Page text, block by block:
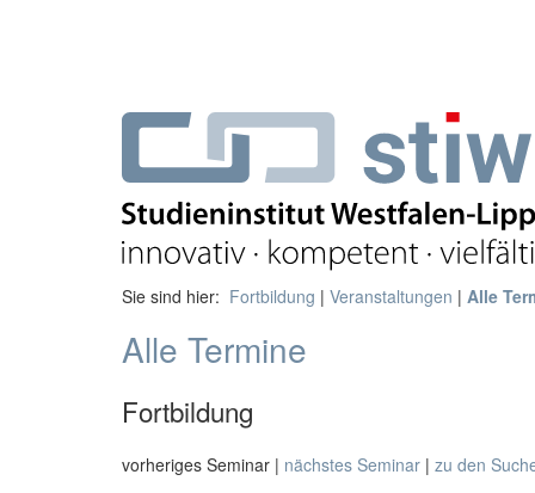
Sie sind hier: Fortbildung | Veranstaltungen | Alle
Alle Termine
Fortbildung
vorheriges Seminar | nächstes Seminar | zu den